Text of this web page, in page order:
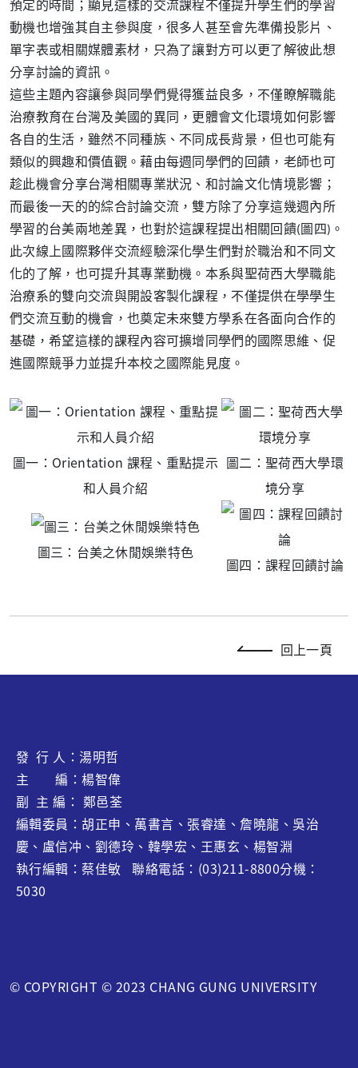
預定的時間；顯見這樣的交流課程不僅提升學生們的學習
動機也增強其自主參與度，很多人甚至會先準備投影片、
單字表或相關媒體素材，只為了讓對方可以更了解彼此想
分享討論的資訊。
這些主題內容讓參與同學們覺得獲益良多，不僅瞭解職能
治療教育在台灣及美國的異同，更體會文化環境如何影響
各自的生活，雖然不同種族、不同成長背景，但也可能有
類似的興趣和價值觀。藉由每週同學們的回饋，老師也可
趁此機會分享台灣相關專業狀況、和討論文化情境影響；
而最後一天的的綜合討論交流，雙方除了分享這幾週內所
學習的台美兩地差異，也對於這課程提出相關回饋(圖四)。
此次線上國際夥伴交流經驗深化學生們對於職治和不同文
化的了解，也可提升其專業動機。本系與聖荷西大學職能
治療系的雙向交流與開設客製化課程，不僅提供在學學生
們交流互動的機會，也奠定未來雙方學系在各面向合作的
基礎，希望這樣的課程內容可擴增同學們的國際思維、促
進國際競爭力並提升本校之國際能見度。
圖一：Orientation 課程、重點提示
和人員介紹
圖二：聖荷西大學環
境分享
圖三：台美之休閒娛樂特色
圖四：課程回饋討論
回上一頁
發 行 人：湯明哲
主 編：楊智偉
副 主 編： 鄭邑荃
編輯委員：胡正申、萬書言、張睿達、詹曉龍 、吳治
慶、盧信冲、劉德玲、韓學宏、王惠玄、 楊智淵
執行編輯：蔡佳敏 聯絡電話：(03)211-8800分機：
5030
© COPYRIGHT © 2023 CHANG GUNG UNIVERSITY